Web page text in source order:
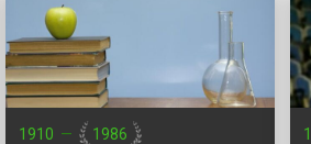
1910 — 1986